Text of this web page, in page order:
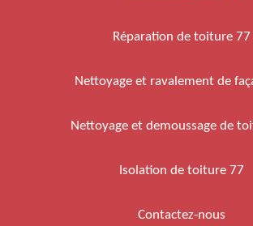
Réparation de toiture 77
Nettoyage et ravalement de
Nettoyage et demoussage de
Isolation de toiture 77
Contactez-nous